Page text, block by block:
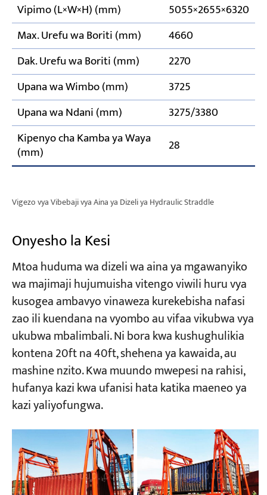
Vipimo (L×W×H) (mm)
5055×2655×6320
Max. Urefu wa Boriti (mm)
4660
Dak. Urefu wa Boriti (mm)
2270
Upana wa Wimbo (mm)
3725
Upana wa Ndani (mm)
3275/3380
Kipenyo cha Kamba ya Waya
(mm) 28
Vigezo vya Vibebaji vya Aina ya Dizeli ya Hydraulic Straddle
Onyesho la Kesi
Mtoa huduma wa dizeli wa aina ya mgawanyiko
wa majimaji hujumuisha vitengo viwili huru vya
kusogea ambavyo vinaweza kurekebisha nafasi
zao ili kuendana na vyombo au vifaa vikubwa vya
ukubwa mbalimbali. Ni bora kwa kushughulikia
kontena 20ft na 40ft, shehena ya kawaida, au
mashine nzito. Kwa muundo mwepesi na rahisi,
hufanya kazi kwa ufanisi hata katika maeneo ya
kazi yaliyofungwa.